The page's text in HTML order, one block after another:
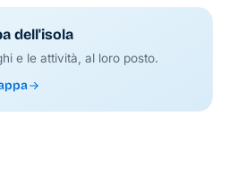
dell'isola
e le attività, al loro posto.